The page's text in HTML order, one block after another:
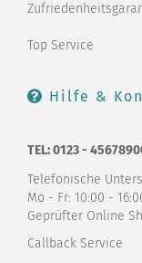
Top Service
Hilfe &
TEL: 0123 -
Telefonische
Mo - Fr: 10:00 -
Geprüfter Online
Callback Service